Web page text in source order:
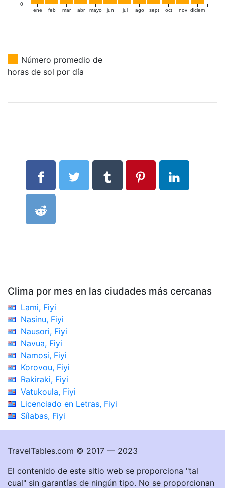
ene feb mar abr mayo jun jul ago sept oct nov diciem
0
Número promedio de
horas de sol por día
Clima por mes en las ciudades más cercanas
Lami, Fiyi
Nasinu, Fiyi
Nausori, Fiyi
Navua, Fiyi
Namosi, Fiyi
Korovou, Fiyi
Rakiraki, Fiyi
Vatukoula, Fiyi
Licenciado en Letras, Fiyi
Sílabas, Fiyi
TravelTables.com © 2017 — 2023
El contenido de este sitio web se proporciona "tal
cual" sin garantías de ningún tipo. No se proporcionan